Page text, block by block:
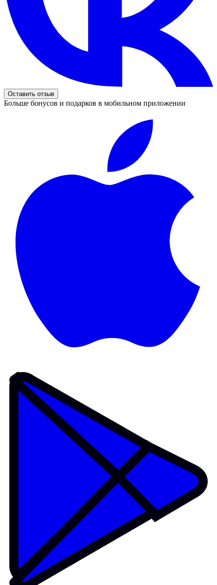
Оставить отзыв
Больше бонусов и подарков в мобильном приложении